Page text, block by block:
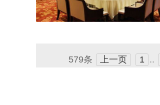
579条 上一页 1 ..